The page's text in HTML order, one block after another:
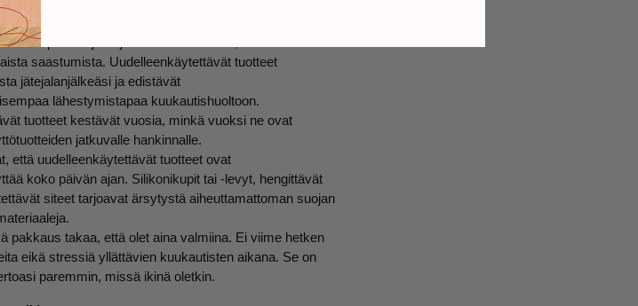
pois miljardeja kuukautistuotteita, mikä lisää
saastumista. Uudelleenkäytettävät tuotteet
jätejalanjälkeäsi ja edistävät
lähestymistapaa kuukautishuoltoon.
tuotteet kestävät vuosia, minkä vuoksi ne ovat
jatkuvalle hankinnalle.
että uudelleenkäytettävät tuotteet ovat
koko päivän ajan. Silikonikupit tai -levyt, hengittävät
siteet tarjoavat ärsytystä aiheuttamattoman suojan
pakkaus takaa, että olet aina valmiina. Ei viime hetken
eikä stressiä yllättävien kuukautisten aikana. Se on
paremmin, missä ikinä oletkin.